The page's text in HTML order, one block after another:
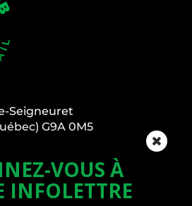
Seigneuret
G9A 0M5
VOUS À
INFOLETTRE